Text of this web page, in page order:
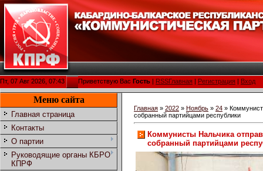
Пт, 07 Авг 2026, 07:43 Приветствую Вас Гость RSSГлавная Регистрация Вход
Меню сайта
Главная страница
Контакты
О партии
Руководящие органы КБРО
КПРФ
Главная » 2022 » Ноябрь » 24 »
собранный партийцами республики
Коммунисты Нальчика
собранный партийцами